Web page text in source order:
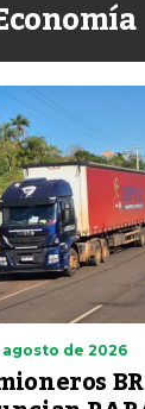
agosto de 2026